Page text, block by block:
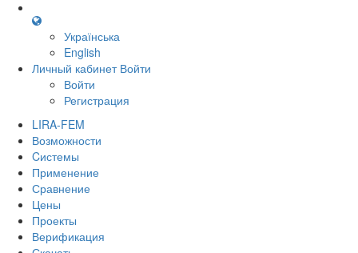
Українська
English
Личный кабинет Войти
Войти
Регистрация
LIRA-FEM
Возможности
Cистемы
Применение
Сравнение
Цены
Проекты
Верификация